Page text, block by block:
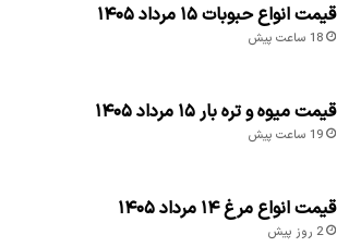
قیمت انواع حبوبات ۱۵ مرداد ۱۴۰۵
18 ساعت پیش
قیمت میوه و تره بار ۱۵ مرداد ۱۴۰۵
19 ساعت پیش
قیمت انواع مرغ ۱۴ مرداد ۱۴۰۵
2 روز پیش